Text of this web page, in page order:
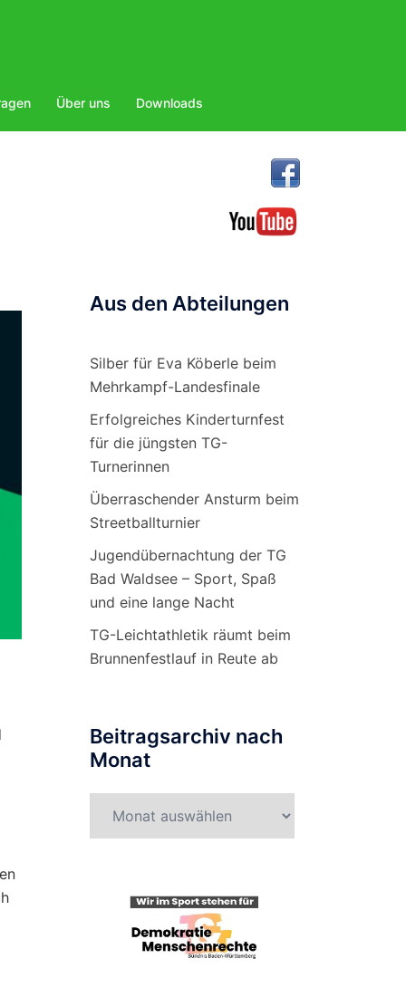
Über uns Downloads
Aus den Abteilungen
Silber für Eva Köberle beim
Mehrkampf-Landesfinale
Erfolgreiches Kinderturnfest
für die jüngsten TG-
Turnerinnen
Überraschender Ansturm beim
Streetballturnier
Jugendübernachtung der TG
Bad Waldsee – Sport, Spaß
und eine lange Nacht
TG-Leichtathletik räumt beim
Brunnenfestlauf in Reute ab
Beitragsarchiv nach
Monat
nach